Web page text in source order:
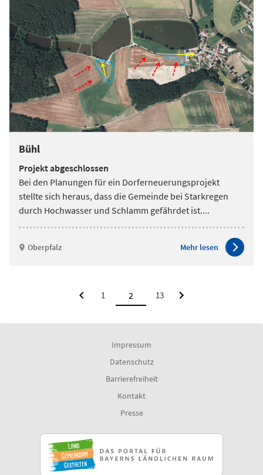
Bühl
Projekt abgeschlossen
Bei den Planungen für ein Dorferneuerungsprojekt
stellte sich heraus, dass die Gemeinde bei Starkregen
durch Hochwasser und Schlamm gefährdet ist....
Oberpfalz Mehr lesen
1 13
Impressum
Datenschutz
Barrierefreiheit
Kontakt
Presse